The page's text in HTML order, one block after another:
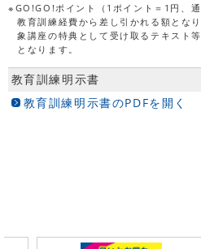
※GO!GO!ポイント（1ポイント＝1円、
教育訓練経費から差し引かれる額とな
象講座の特典として受け取るテキスト
となります。
教育訓練明示書
教育訓練明示書のPDFを開く